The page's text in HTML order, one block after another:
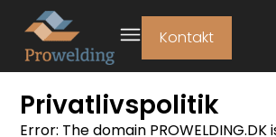
Kontakt
Privatlivspolitik
Error: The domain PROWELDING.DK